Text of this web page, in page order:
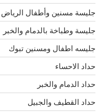
جليسة مسنين وأطفال الرياض
جليسة وطباخة بالدمام والخبر
جليسه اطفال ومسنين تبوك
حداد الاحساء
حداد الدمام والخبر
حداد القطيف والجبيل